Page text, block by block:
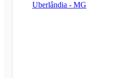
Uberlândia - MG